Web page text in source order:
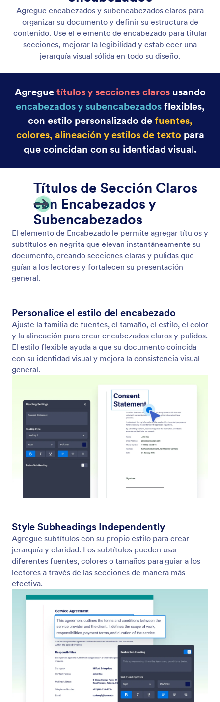
Página de Portada
Agregue una página de portada dedicada para
presentar su documento de manera clara y
profesional. Destaque títulos, marca e información
Heading Element
Agregue encabezados y subencabezados para
estructurar el contenido de su documento de
manera clara. Cree secciones bien definidas con
títulos con estilo que mejoren la legibilidad y la
jerarquía visual.
Agregue contenido de encabezado consistente a
cada página de su documento. Muestre títulos,
identidad visual, imágenes o detalles de la
organización con control completo del estilo de
texto y del fondo.